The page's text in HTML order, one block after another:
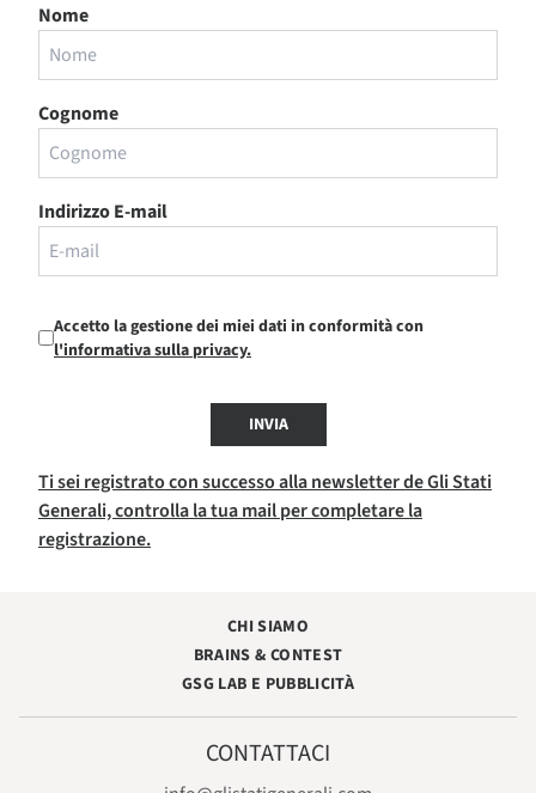
Nome
Cognome
Indirizzo E-mail
Accetto la gestione dei miei dati in conformità con
l'informativa sulla privacy.
INVIA
Ti sei registrato con successo alla newsletter de Gli Stati
Generali, controlla la tua mail per completare la
registrazione.
CHI SIAMO
BRAINS & CONTEST
GSG LAB E PUBBLICITÀ
CONTATTACI